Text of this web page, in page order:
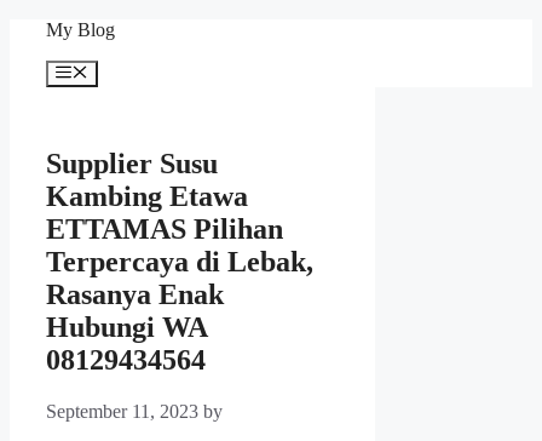
content
My Blog
Menu
Supplier Susu
Kambing Etawa
ETTAMAS Pilihan
Terpercaya di Lebak,
Rasanya Enak
Hubungi WA
08129434564
September 11, 2023 by